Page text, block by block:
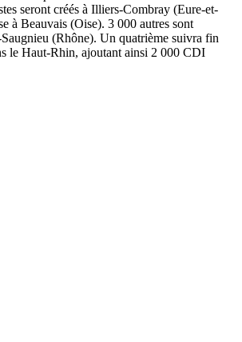
seront créés à Illiers-Combray (Eure-et-
à Beauvais (Oise). 3 000 autres sont
(Rhône). Un quatrième suivra fin
le Haut-Rhin, ajoutant ainsi 2 000 CDI